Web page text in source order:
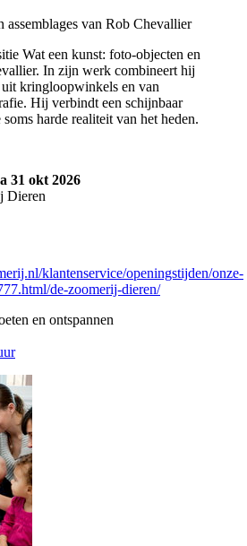
assemblages van Rob Chevallier
Wat een kunst: foto-objecten en
In zijn werk combineert hij
kringloopwinkels en van
Hij verbindt een schijnbaar
harde realiteit van het heden.
31 okt 2026
Dieren
klantenservice/openingstijden/onze-
de-zoomerij-dieren/
en ontspannen